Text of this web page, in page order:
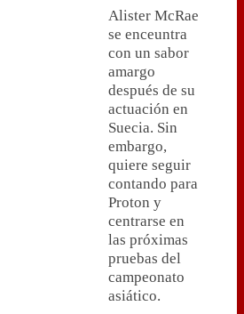
Alister McRae
se enceuntra
con un sabor
amargo
después de su
actuación en
Suecia. Sin
embargo,
quiere seguir
contando para
Proton y
centrarse en
las próximas
pruebas del
campeonato
asiático.